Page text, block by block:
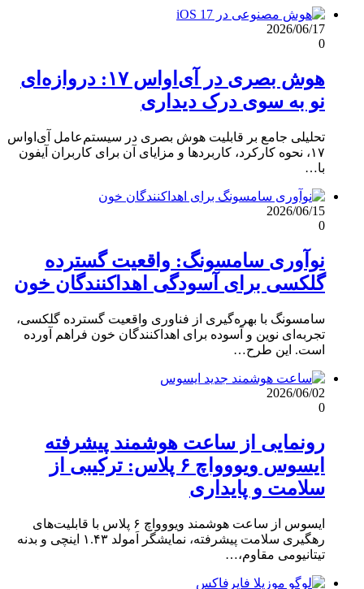
2026/06/17
0
هوش بصری در آی‌او‌اس ۱۷: دروازه‌ای
نو به سوی درک دیداری
تحلیلی جامع بر قابلیت هوش بصری در سیستم‌عامل آی‌او‌اس
۱۷، نحوه کارکرد، کاربردها و مزایای آن برای کاربران آیفون
با…
2026/06/15
0
نوآوری سامسونگ: واقعیت گسترده
گلکسی برای آسودگی اهداکنندگان خون
سامسونگ با بهره‌گیری از فناوری واقعیت گسترده گلکسی،
تجربه‌ای نوین و آسوده برای اهداکنندگان خون فراهم آورده
است. این طرح…
2026/06/02
0
رونمایی از ساعت هوشمند پیشرفته
ایسوس ویووواچ ۶ پلاس: ترکیبی از
سلامت و پایداری
ایسوس از ساعت هوشمند ویووواچ ۶ پلاس با قابلیت‌های
رهگیری سلامت پیشرفته، نمایشگر اَمولد ۱.۴۳ اینچی و بدنه
تیتانیومی مقاوم،…